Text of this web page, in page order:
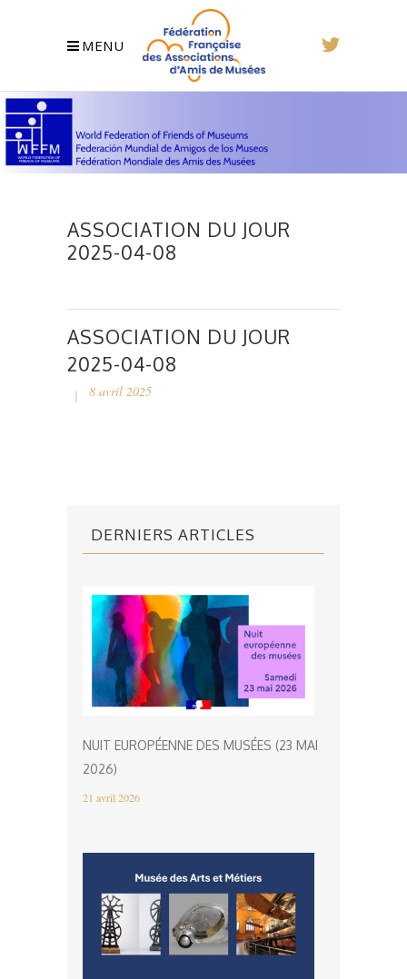
MENU
ASSOCIATION DU JOUR
2025-04-08
ASSOCIATION DU JOUR
2025-04-08
8 avril 2025
DERNIERS ARTICLES
NUIT EUROPÉENNE DES MUSÉES (23 MAI
2026)
21 avril 2026